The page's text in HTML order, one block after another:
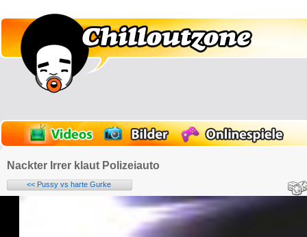
Nackter Irrer klaut Polizeiauto
<< Pussy vs harte Gurke